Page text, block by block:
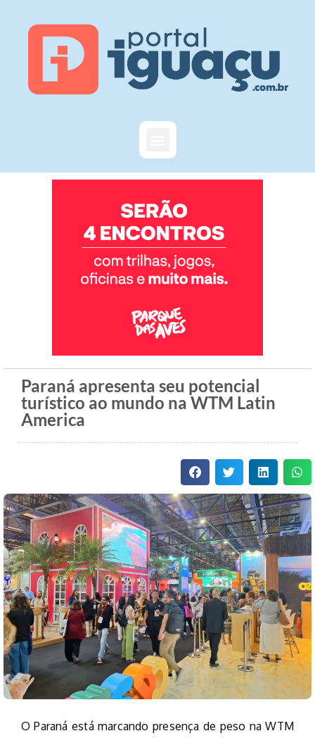
Paraná apresenta seu potencial
turístico ao mundo na WTM Latin
America
O Paraná está marcando presença de peso na WTM